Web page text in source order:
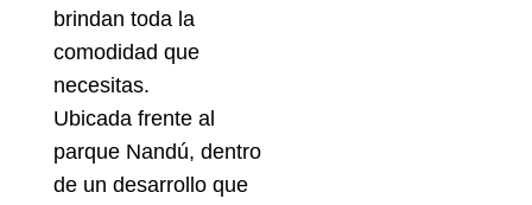
brindan toda la
comodidad que
necesitas.
Ubicada frente al
parque Nandú, dentro
de un desarrollo que